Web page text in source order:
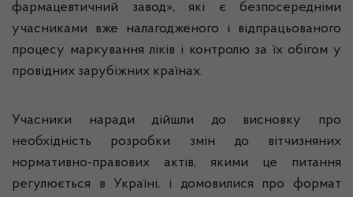
фармацевтичний завод», які є безпосередніми
учасниками вже налагодженого і відпрацьованого
процесу маркування ліків і контролю за їх обігом у
провідних зарубіжних країнах.
Учасники наради дійшли до висновку про
необхідність розробки змін до вітчизняних
нормативно-правових актів, якими це питання
регулюється в Україні, і домовилися про формат